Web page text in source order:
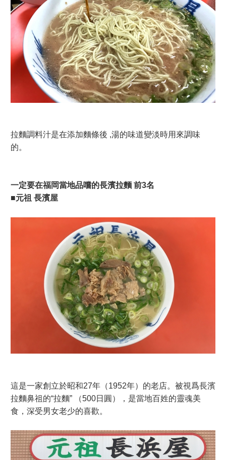
拉麵調料汁是在添加麵條後 ,湯的味道變淡時用來調味
的。
一定要在福岡當地品嚐的長濱拉麵 前3名
■元祖 長濱屋
這是一家創立於昭和27年（1952年）的老店。被視爲長濱
拉麵鼻祖的“拉麵” （500日圓），是當地百姓的靈魂美
食，深受男女老少的喜歡。